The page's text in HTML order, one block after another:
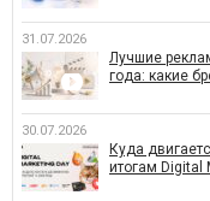
31.07.2026
Лучшие
года: какие
30.07.2026
Куда
итогам Digital